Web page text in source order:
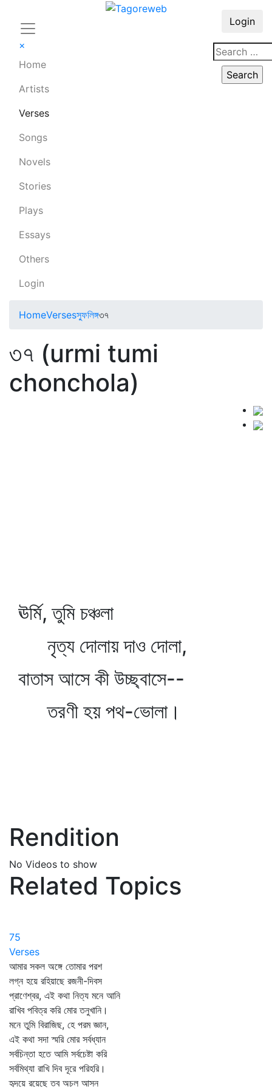
×
Home
Artists
Verses
Songs
Novels
Stories
Plays
Essays
Others
Login
Login
HomeVersesস্ফুলিঙ্গ৩৭
৩৭ (urmi tumi
chonchola)
ঊর্মি, তুমি চঞ্চলা
নৃত্য দোলায় দাও দোলা,
বাতাস আসে কী উচ্ছ্বাসে--
তরণী হয় পথ-ভোলা।
Rendition
No Videos to show
Related Topics
75
Verses
আমার সকল অঙ্গে তোমার পরশ
লগ্ন হয়ে রহিয়াছে রজনী-দিবস
প্রাণেশ্বর, এই কথা নিত্য মনে আনি
রাখিব পবিত্র করি মোর তনুখানি।
মনে তুমি বিরাজিছ, হে পরম জ্ঞান,
এই কথা সদা স্মরি মোর সর্বধ্যান
সর্বচিন্তা হতে আমি সর্বচেষ্টা করি
সর্বমিথ্যা রাখি দিব দূরে পরিহরি।
হৃদয়ে রয়েছে তব অচল আসন